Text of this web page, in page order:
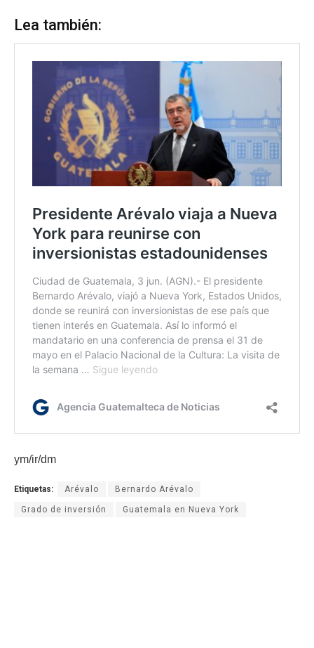
Lea también:
ym/ir/dm
Etiquetas: Arévalo Bernardo Arévalo
Grado de inversión Guatemala en Nueva York